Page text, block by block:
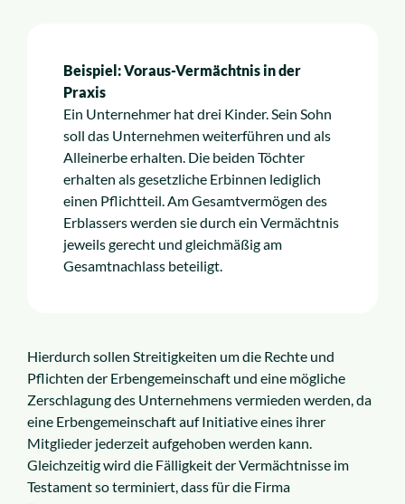
Beispiel: Voraus-Vermächtnis in der
Praxis
Ein Unternehmer hat drei Kinder. Sein Sohn
soll das Unternehmen weiterführen und als
Alleinerbe erhalten. Die beiden Töchter
erhalten als gesetzliche Erbinnen lediglich
einen Pflichtteil. Am Gesamtvermögen des
Erblassers werden sie durch ein Vermächtnis
jeweils gerecht und gleichmäßig am
Gesamtnachlass beteiligt.
Hierdurch sollen Streitigkeiten um die Rechte und
Pflichten der Erbengemeinschaft und eine mögliche
Zerschlagung des Unternehmens vermieden werden, da
eine Erbengemeinschaft auf Initiative eines ihrer
Mitglieder jederzeit aufgehoben werden kann.
Gleichzeitig wird die Fälligkeit der Vermächtnisse im
Testament so terminiert, dass für die Firma